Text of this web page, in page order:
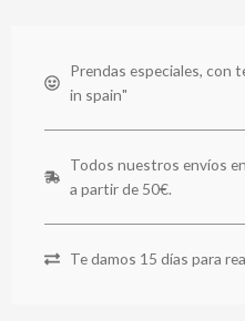
Prendas especiales, con
in spain"
Todos nuestros envíos
a partir de 50€.
Te damos 15 días para